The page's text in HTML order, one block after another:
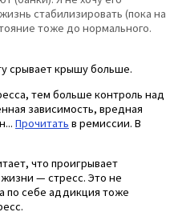
стабилизировать (пока на
тоже до нормального.
срывает крышу больше.
тем больше контроль над
зависимость, вредная
Прочитать в ремиссии. В
что проигрывает
— стресс. Это не
по себе аддикция тоже